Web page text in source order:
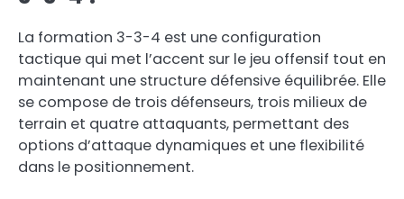
La formation 3-3-4 est une configuration
tactique qui met l’accent sur le jeu offensif tout en
maintenant une structure défensive équilibrée. Elle
se compose de trois défenseurs, trois milieux de
terrain et quatre attaquants, permettant des
options d’attaque dynamiques et une flexibilité
dans le positionnement.